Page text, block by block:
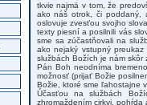
tkvie najmä v tom, že
ako náš otrok, či poddaný,
oslovuje zvesťou svojho
texty piesní a posilnili vás
sme sa zúčastňovali na
ako nejaký vstupný
službách Božích je nám skôr
Pán Boh neodníma
možnosť (prijať Božie
Božie, ktoré sme ľahostajne
Účasťou na službách
zhromaždením cirkvi, pohŕda